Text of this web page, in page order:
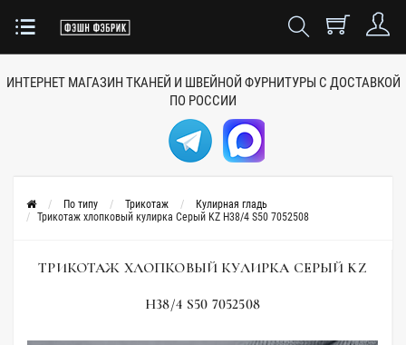
ИНТЕРНЕТ МАГАЗИН ТКАНЕЙ И ШВЕЙНОЙ ФУРНИТУРЫ С ДОСТАВКОЙ
ПО РОССИИ
По типу Трикотаж
Кулирная гладь
Трикотаж хлопковый кулирка Серый KZ H38/4 S50 7052508
ТРИКОТАЖ ХЛОПКОВЫЙ КУЛИРКА СЕРЫЙ KZ
H38/4 S50 7052508